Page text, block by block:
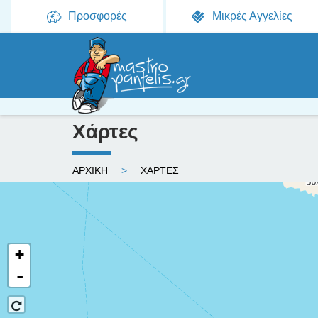
Προσφορές Μικρές Αγγελίες
Χάρτες
Ε
ΑΡΧΙΚΗ ΧΑΡΤΕΣ
+
-